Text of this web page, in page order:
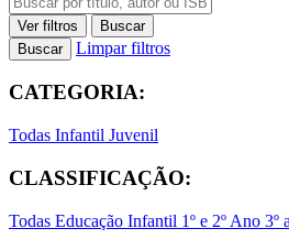
Ver filtros
Buscar
Buscar
Limpar filtros
CATEGORIA:
Todas Infantil Juvenil
CLASSIFICAÇÃO:
Todas Educação Infantil 1º e 2º Ano 3º